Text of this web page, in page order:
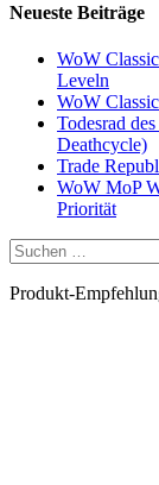
Neueste Beiträge
WoW
Leveln
WoW
Todesrad
Deathcycle)
Trade
WoW MoP
Priorität
Suchen
nach:
Produkt-